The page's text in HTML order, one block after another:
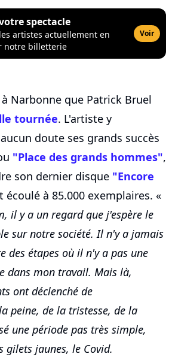
spectacle
artistes actuellement en
notre billetterie
Voir
à Narbonne que Patrick Bruel
tournée. L'artiste y
doute ses grands succès
"Place des grands hommes",
son dernier disque "Encore
écoulé à 85.000 exemplaires. «
il y a un regard que j'espère le
sur notre société. Il n'y a jamais
des étapes où il n'y a pas une
dans mon travail. Mais là,
ont déclenché de
peine, de la tristesse, de la
une période pas très simple,
gilets jaunes, le Covid.